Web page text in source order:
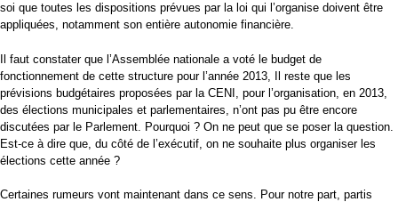
soi que toutes les dispositions prévues par la loi qui l’organise doivent être
appliquées, notamment son entière autonomie financière.
Il faut constater que l’Assemblée nationale a voté le budget de
fonctionnement de cette structure pour l’année 2013, Il reste que les
prévisions budgétaires proposées par la CENI, pour l’organisation, en 2013,
des élections municipales et parlementaires, n’ont pas pu être encore
discutées par le Parlement. Pourquoi ? On ne peut que se poser la question.
Est-ce à dire que, du côté de l’exécutif, on ne souhaite plus organiser les
élections cette année ?
Certaines rumeurs vont maintenant dans ce sens. Pour notre part, partis